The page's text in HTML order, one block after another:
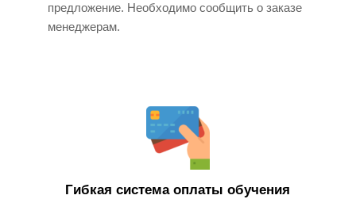
предложение. Необходимо сообщить о заказе
менеджерам.
Гибкая система оплаты обучения